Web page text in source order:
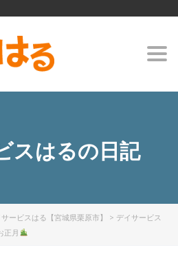
スはるの日記
ービスはる【宮城県栗原市】 > デイサービス
正月